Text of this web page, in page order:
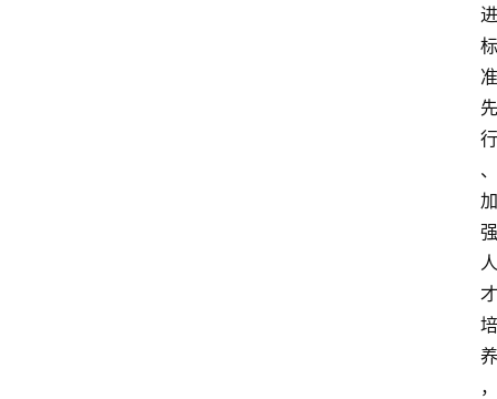
进
标
准
先
行
、
加
强
人
才
培
养
，